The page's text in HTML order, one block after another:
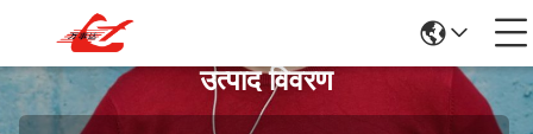
उत्पाद विवरण